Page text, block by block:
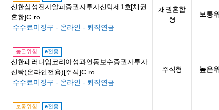
신한삼성전자알파증권자투자신탁제1호[채권
혼합]C-re
수수료미징구 - 온라인 - 퇴직연금
채권혼합
형
보통
높은위험 e전용
신한패러다임코리아성과연동보수증권자투자
신탁(온라인전용)[주식]C-re
수수료미징구 - 온라인 - 퇴직연금
주식형 높은
보통위험 e전용